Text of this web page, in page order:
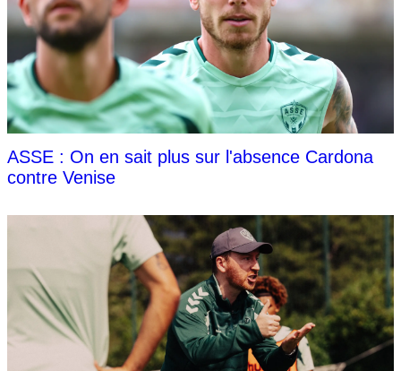
ASSE : On en sait plus sur l'absence Cardona
contre Venise